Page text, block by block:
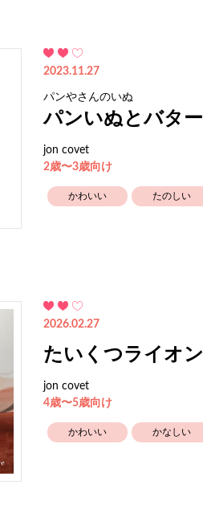
2023.11.27
パンやさんのいぬ
パンいぬとバター
jon covet
2歳〜3歳向け
かわいい たのしい
2026.02.27
たいくつライオン
jon covet
4歳〜5歳向け
かわいい かなしい